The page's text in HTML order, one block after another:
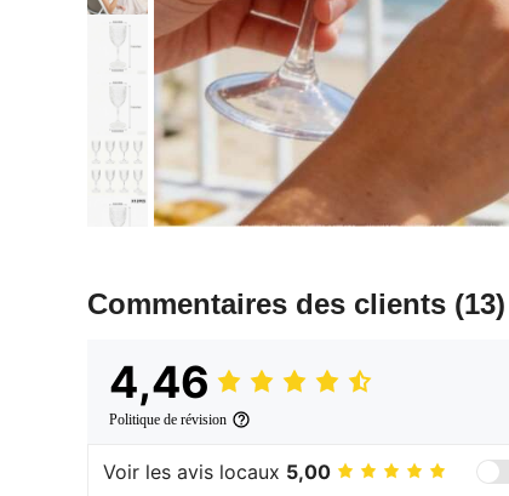
Commentaires des clients (13)
4,46
Politique de révision
Voir les avis locaux 5,00